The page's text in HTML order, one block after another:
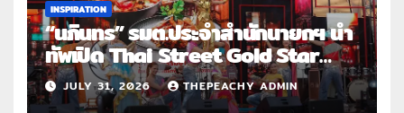
INSPIRATION
“นภินทร” รมต.ประจำสำนักนายกฯ นำ
ทัพเปิด Thai Street Gold Star
Roadshow 3 จังหวัดต้นแบบ
JULY 31, 2026 THEPEACHY ADMIN